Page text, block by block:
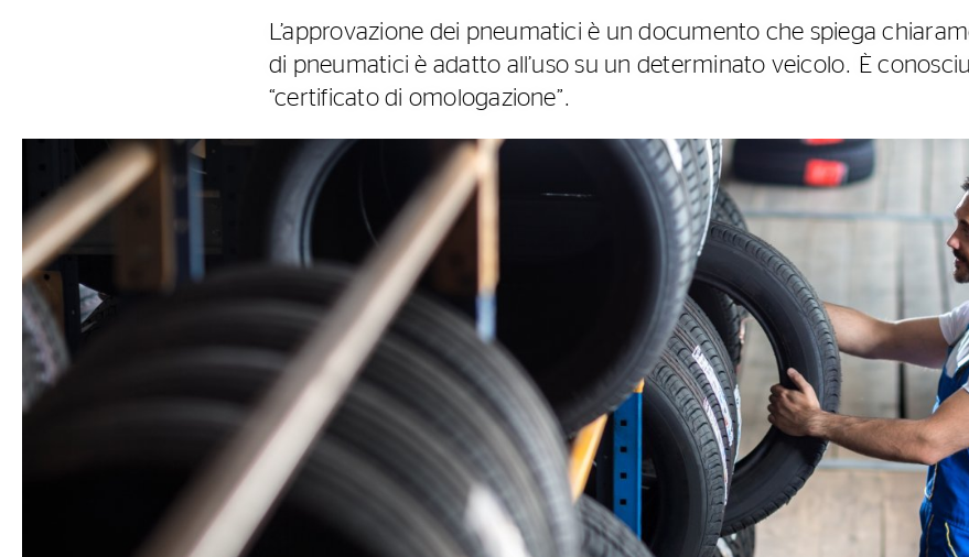
L’approvazione dei pneumatici è un documento che spiega
di pneumatici è adatto all’uso su un determinato veicolo. È
“certificato di omologazione”.